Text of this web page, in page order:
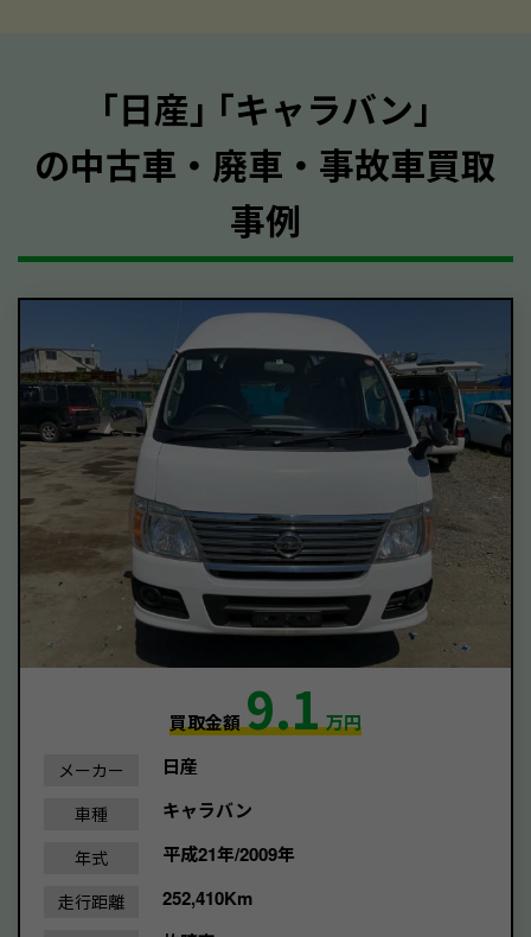
｢日産｣ ｢キャラバン｣
の中古車・廃車・事故車買取
事例
買取金額9.1万円
メーカー 日産
車種 キャラバン
年式 平成21年/2009年
走行距離 252,410Km